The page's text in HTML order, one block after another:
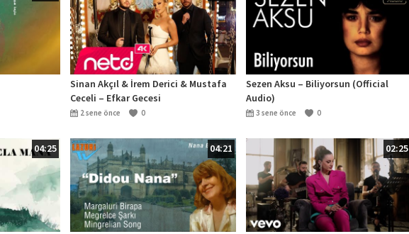
Sinan Akçıl & İrem Derici & Mustafa
Ceceli – Efkar Gecesi
2 sene önce 0
Sezen Aksu – Biliyorsun (Official
Audio)
3 sene önce 0
04:25 04:21 02:25